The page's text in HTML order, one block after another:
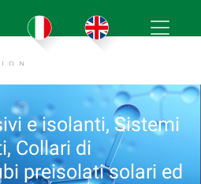
e isolanti, Sistemi
Collari di
preisolati solari ed